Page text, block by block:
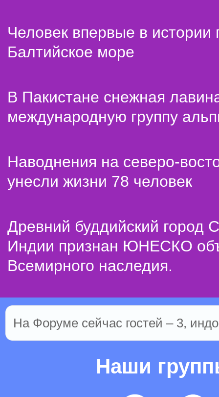
Человек впервые в истории
Балтийское море
В Пакистане снежная
международную группу
Наводнения на северо-
унесли жизни 78 человек
Древний буддийский город
Индии признан ЮНЕСКО
Всемирного наследия.
На Форуме сейчас гостей – 3,
Наши